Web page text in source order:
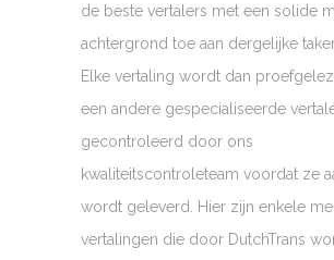
de beste vertalers met een solide
achtergrond toe aan dergelijke
Elke vertaling wordt dan
een andere gespecialiseerde
gecontroleerd door ons
kwaliteitscontroleteam voordat ze
wordt geleverd. Hier zijn enkele
vertalingen die door DutchTrans